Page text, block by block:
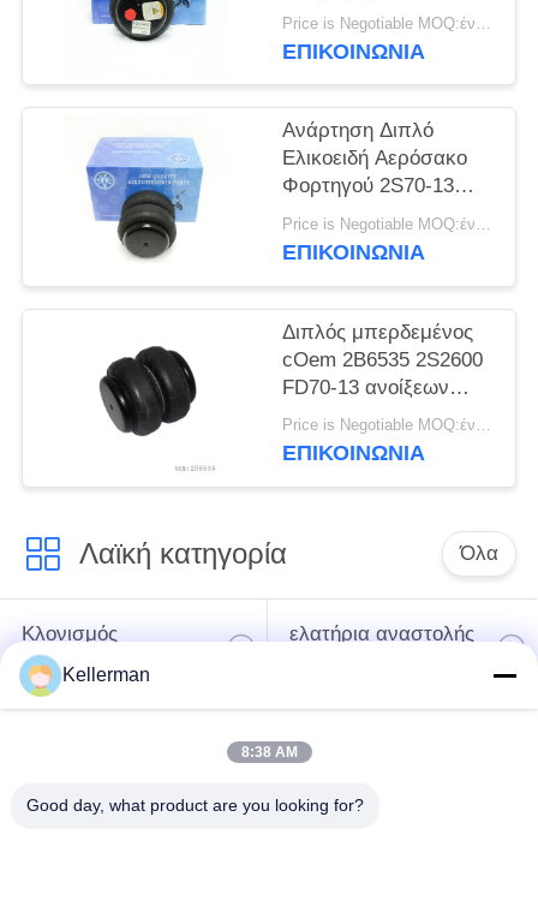
ΜΥΣΤΙΚΌΤΗΤΑ
ΠΟΛΙΤΙΚΉ
Air Spring Suspension
Double Convoluted
Price is Negotiable MOQ:ένα pc/pcs
ΕΠΙΚΟΙΝΩΝΊΑ
Ανάρτηση Διπλό
Ελικοειδή Αερόσακο
Φορτηγού 2S70-13
Universal Air Bag
Price is Negotiable MOQ:ένα pc/pcs
ΕΠΙΚΟΙΝΩΝΊΑ
Διπλός μπερδεμένος
cOem 2B6535 2S2600
FD70-13 ανοίξεων
αέρα φορτηγών
φυσικού λάστιχου
Price is Negotiable MOQ:ένα pc/pcs
ΕΠΙΚΟΙΝΩΝΊΑ
Λαϊκή κατηγορία Όλα
Κλονισμός
αναστολής αέρα
ελατήρια αναστολής
αέρα της BMW
Kellerman
8:38 AM
Good day, what product are you looking for?